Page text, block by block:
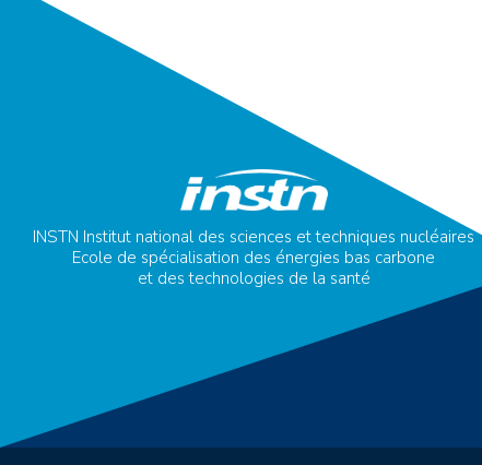
INSTN Institut national des sciences et techniques nucléaires
Ecole de spécialisation des énergies bas carbone
et des technologies de la santé